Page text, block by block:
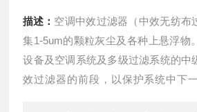
描述： 空调中效过滤器（中效无纺布
集1-5um的颗粒灰尘及各种上悬浮物
设备及空调系统及多级过滤系统的中
效过滤器的前段，以保护系统中下